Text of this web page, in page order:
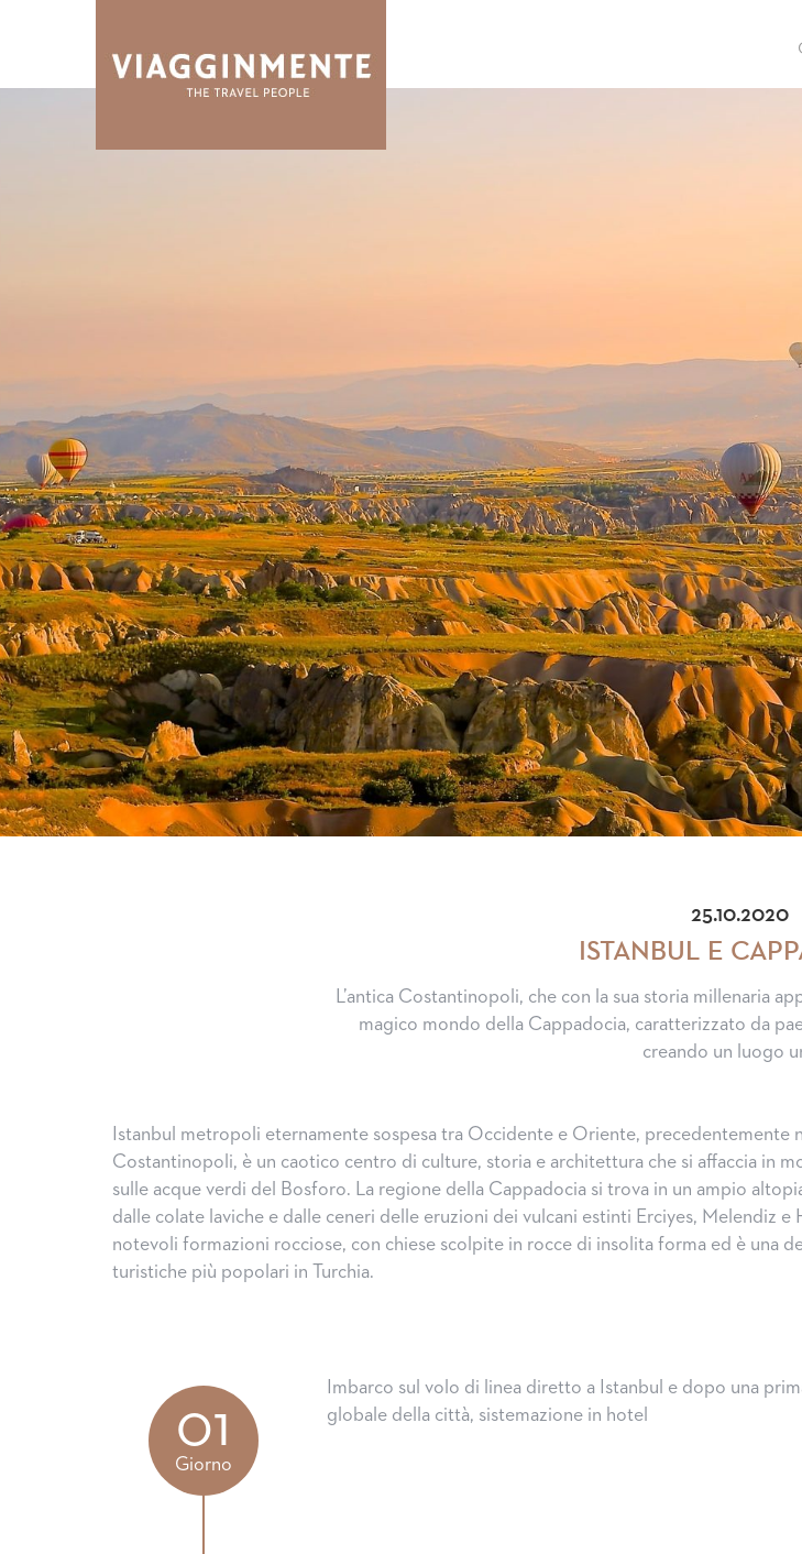
25.10.2020
ISTANBUL E
L’antica Costantinopoli, che con la sua storia millenaria
magico mondo della Cappadocia, caratterizzato da
creando un luogo
Istanbul metropoli eternamente sospesa tra Occidente e Oriente, precedentemente
Costantinopoli, è un caotico centro di culture, storia e architettura che si affaccia in
sulle acque verdi del Bosforo. La regione della Cappadocia si trova in un ampio
dalle colate laviche e dalle ceneri delle eruzioni dei vulcani estinti Erciyes, Melendiz e
notevoli formazioni rocciose, con chiese scolpite in rocce di insolita forma ed è una
turistiche più popolari in Turchia.
01
Giorno
Imbarco sul volo di linea diretto a Istanbul e dopo una
globale della città, sistemazione in hotel